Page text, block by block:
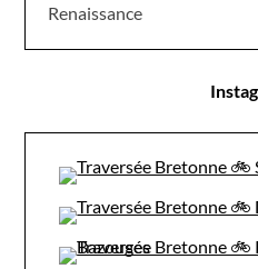
Renaissance